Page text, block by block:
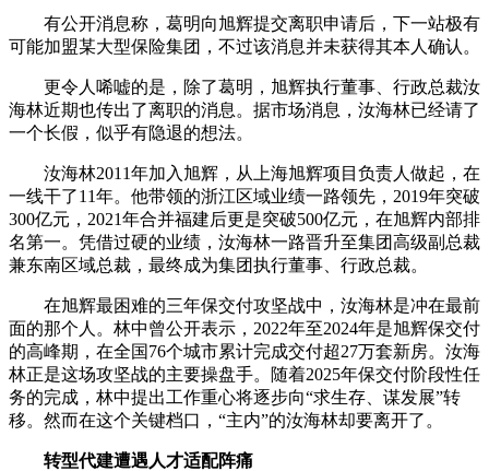
有公开消息称，葛明向旭辉提交离职申请后，下一站极有
可能加盟某大型保险集团，不过该消息并未获得其本人确认。
更令人唏嘘的是，除了葛明，旭辉执行董事、行政总裁汝
海林近期也传出了离职的消息。据市场消息，汝海林已经请了
一个长假，似乎有隐退的想法。
汝海林2011年加入旭辉，从上海旭辉项目负责人做起，在
一线干了11年。他带领的浙江区域业绩一路领先，2019年突破
300亿元，2021年合并福建后更是突破500亿元，在旭辉内部排
名第一。凭借过硬的业绩，汝海林一路晋升至集团高级副总裁
兼东南区域总裁，最终成为集团执行董事、行政总裁。
在旭辉最困难的三年保交付攻坚战中，汝海林是冲在最前
面的那个人。林中曾公开表示，2022年至2024年是旭辉保交付
的高峰期，在全国76个城市累计完成交付超27万套新房。汝海
林正是这场攻坚战的主要操盘手。随着2025年保交付阶段性任
务的完成，林中提出工作重心将逐步向“求生存、谋发展”转
移。然而在这个关键档口，“主内”的汝海林却要离开了。
转型代建遭遇人才适配阵痛